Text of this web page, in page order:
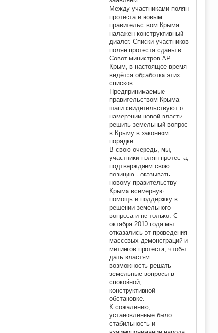
Между участниками полян
протеста и новым
правительством Крыма
налажен конструктивный
диалог. Списки участников
полян протеста сданы в
Совет министров АР
Крым, в настоящее время
ведётся обработка этих
списков.
Предпринимаемые
правительством Крыма
шаги свидетельствуют о
намерении новой власти
решить земельный вопрос
в Крыму в законном
порядке.
В свою очередь, мы,
участники полян протеста,
подтверждаем свою
позицию - оказывать
новому правительству
Крыма всемерную
помощь и поддержку в
решении земельного
вопроса и не только. С
октября 2010 года мы
отказались от проведения
массовых демонстраций и
митингов протеста, чтобы
дать властям
возможность решать
земельные вопросы в
спокойной,
конструктивной
обстановке.
К сожалению,
установленные было
стабильность и